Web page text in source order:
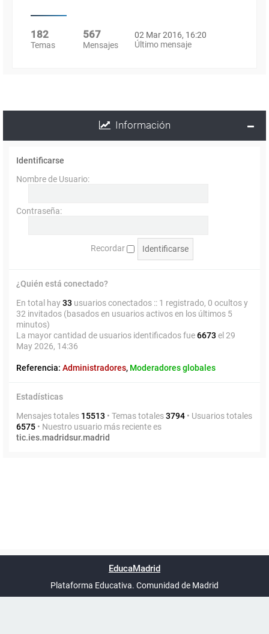
182
Temas
567
Mensajes
02 Mar 2016, 16:20
Último mensaje
Información
Identificarse
Nombre de Usuario:
Contraseña:
Recordar
¿Quién está conectado?
En total hay33 usuarios conectados :: 1 registrado, 0 ocultos y
32 invitados (basados en usuarios activos en los últimos 5
minutos)
La mayor cantidad de usuarios identificados fue6673 el 29
May 2026, 14:36
Referencia: Administradores, Moderadores globales
Estadísticas
Mensajes totales 15513 • Temas totales3794 • Usuarios totales
6575 • Nuestro usuario más reciente es
tic.ies.madridsur.madrid
UTC+02:00
phpBB España
EducaMadrid
Plataforma Educativa. Comunidad de Madrid